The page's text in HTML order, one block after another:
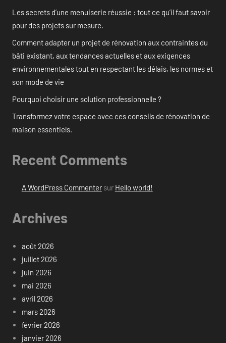
Les secrets d’une menuiserie réussie : tout ce qu’il faut savoir
pour des projets sur mesure.
Comment adapter un projet de rénovation aux contraintes du
bâti existant, aux tendances actuelles et aux exigences
environnementales tout en respectant les délais, les normes et
son mode de vie
Pourquoi choisir une solution professionnelle ?
Transformez votre espace avec ces conseils de rénovation de
maison essentiels.
Recent Comments
A WordPress Commentersur Hello world!
Archives
août 2026
juillet 2026
juin 2026
mai 2026
avril 2026
mars 2026
février 2026
janvier 2026